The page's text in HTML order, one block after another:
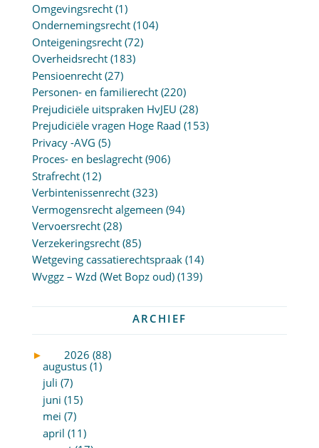
Omgevingsrecht(1)
Ondernemingsrecht(104)
Onteigeningsrecht(72)
Overheidsrecht(183)
Pensioenrecht(27)
Personen- en familierecht(220)
Prejudiciële uitspraken HvJEU (28)
Prejudiciële vragen Hoge Raad (153)
Privacy -AVG (5)
Proces- en beslagrecht(906)
Strafrecht(12)
Verbintenissenrecht(323)
Vermogensrecht algemeen (94)
Vervoersrecht(28)
Verzekeringsrecht(85)
Wetgeving cassatierechtspraak(14)
Wvggz – Wzd (Wet Bopz oud)(139)
ARCHIEF
►
2026 (88)
augustus (1)
juli (7)
juni (15)
mei (7)
april (11)